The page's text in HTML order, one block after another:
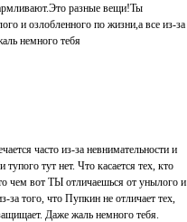
разные вещи!Ты
и озлобленного по жизни,а все из-за
немного тебя
часто из-за невнимательности и
тут нет. Что касается тех, кто
чем вот ТЫ отличаешься от унылого и
за того, что Пупкин не отличает тех,
Даже жаль немного тебя.